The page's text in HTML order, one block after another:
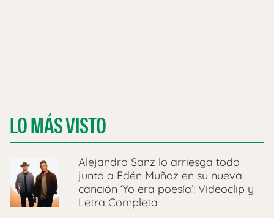
LO MÁS VISTO
Alejandro Sanz lo arriesga todo
junto a Edén Muñoz en su nueva
canción ‘Yo era poesía’: Videoclip y
Letra Completa